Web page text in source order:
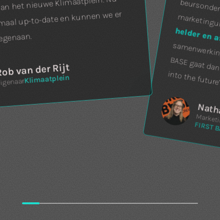
up-to-date en kunnen we er
van der Rijt
Klimaatplein
helder en
into the
FIRST